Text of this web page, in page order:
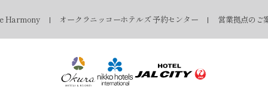
Harmony オークラニッコーホテルズ 予約センター 営業拠点のご